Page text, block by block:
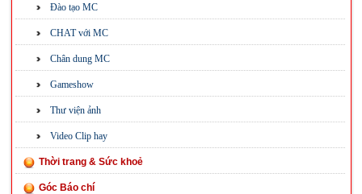
Đào tạo MC
CHAT với MC
Chân dung MC
Gameshow
Thư viện ảnh
Video Clip hay
Thời trang & Sức khoẻ
Góc Báo chí